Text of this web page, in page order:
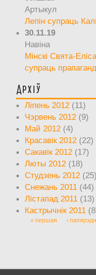
Артыкул
Лепін супраць
30.11.19
Навіна
Мінскі Свята-
супраць
Архіў
Ліпень 2012 (11)
Чэрвень 2012 (9)
Май 2012 (4)
Красавік 2012 (22)
Сакавік 2012 (17)
Люты 2012 (18)
Студзень 2012 (25)
Снежань 2011 (44)
Лістапад 2011 (13)
Кастрычнік 2011
Старонкі
« першая ‹